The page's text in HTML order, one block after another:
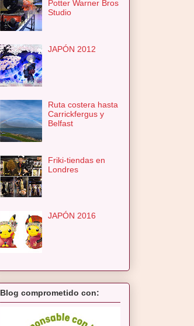
Potter Warner Bros
Studio
JAPÓN 2012
Ruta costera hasta
Carrickfergus y
Belfast
Friki-tiendas en
Londres
JAPÓN 2016
Blog comprometido con: